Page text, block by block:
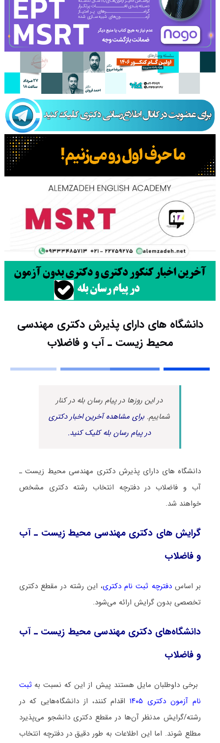
دانشگاه های دارای پذیرش دکتری مهندسی
محیط زیست ـ آب و ﻓﺎﺿﻼب
در این روزها در پیام رسان بله در کنار
شماییم.برای مشاهده آخرین اخبار دکتری
در پیام رسان بله کلیک کنید.
دانشگاه های دارای پذیرش دکتری مهندسی محیط زیست ـ
آب و ﻓﺎﺿﻼب در دفترچه انتخاب رشته دکتری مشخص
خواهند شد.
گرایش های دکتری مهندسی محیط زیست ـ آب
و ﻓﺎﺿﻼب
بر اساسدفترچه ثبت نام دکتری، این رشته در مقطع دکتری
تخصصی بدون گرایش ارائه می‌شود.
دانشگاه‌های دکتری مهندسی محیط زیست ـ آب
و ﻓﺎﺿﻼب
برخی داوطلبان مایل هستند پیش از این که نسبت به ثبت
نام آزمون دکتری ۱۴۰۵
اقدام کنند، از دانشگاه‌هایی که در
رشته/گرایش مدنظر آن‌ها در مقطع دکتری دانشجو می‌پذیرد
مطلع شوند. اما این اطلاعات به طور دقیق در دفترچه انتخاب